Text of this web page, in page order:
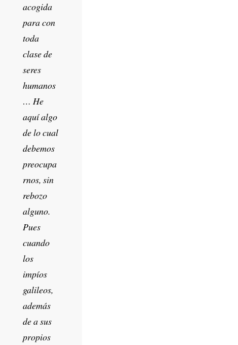
acogida
para con
toda
clase de
seres
humanos
… He
aquí algo
de lo cual
debemos
preocupa
rnos, sin
rebozo
alguno.
Pues
cuando
los
impíos
galileos,
además
de a sus
propios